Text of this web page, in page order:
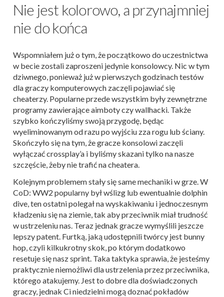
Nie jest kolorowo, a przynajmniej
nie do końca
Wspomniałem już o tym, że początkowo do uczestnictwa
w becie zostali zaproszeni jedynie konsolowcy. Nic w tym
dziwnego, ponieważ już w pierwszych godzinach testów
dla graczy komputerowych zaczęli pojawiać się
cheaterzy. Popularne przede wszystkim były zewnętrzne
programy zawierające aimboty czy wallhacki. Także
szybko kończyliśmy swoją przygodę, będąc
wyeliminowanym od razu po wyjściu zza rogu lub ściany.
Skończyło się na tym, że gracze konsolowi zaczęli
wyłączać crossplay’a i byliśmy skazani tylko na nasze
szczęście, żeby nie trafić na cheatera.
Kolejnym problemem stały się same mechaniki w grze. W
CoD: WW2 popularny był wślizg lub ewentualnie dolphin
dive, ten ostatni polegał na wyskakiwaniu i jednoczesnym
kładzeniu się na ziemie, tak aby przeciwnik miał trudność
w ustrzeleniu nas. Teraz jednak gracze wymyślili jeszcze
lepszy patent. Furtką, jaką udostępnili twórcy jest bunny
hop, czyli kilkukrotny skok, po którym dodatkowo
resetuje się nasz sprint. Taka taktyka sprawia, że jesteśmy
praktycznie niemożliwi dla ustrzelenia przez przeciwnika,
którego atakujemy. Jest to dobre dla doświadczonych
graczy, jednak Ci niedzielni mogą doznać pokładów